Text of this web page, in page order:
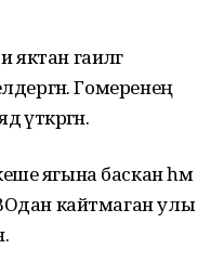
гаиләгә
Гомеренең
ягына баскан һәм
кайтмаган улы